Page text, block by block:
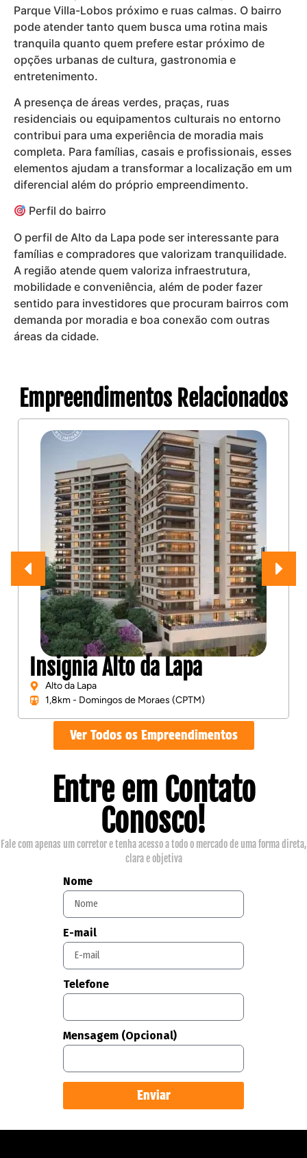
Parque Villa-Lobos próximo e ruas calmas. O bairro
pode atender tanto quem busca uma rotina mais
tranquila quanto quem prefere estar próximo de
opções urbanas de cultura, gastronomia e
entretenimento.
A presença de áreas verdes, praças, ruas
residenciais ou equipamentos culturais no entorno
contribui para uma experiência de moradia mais
completa. Para famílias, casais e profissionais, esses
elementos ajudam a transformar a localização em um
diferencial além do próprio empreendimento.
Perfil do bairro
O perfil de Alto da Lapa pode ser interessante para
famílias e compradores que valorizam tranquilidade.
A região atende quem valoriza infraestrutura,
mobilidade e conveniência, além de poder fazer
sentido para investidores que procuram bairros com
demanda por moradia e boa conexão com outras
áreas da cidade.
Empreendimentos Relacionados
Insignia Alto da Lapa
Alto da Lapa
1,8km - Domingos de Moraes (CPTM)
Ver Todos os Empreendimentos
Entre em Contato
Conosco!
Fale com apenas um corretor e tenha acesso a todo o mercado de uma forma direta,
clara e objetiva
Nome
E-mail
Telefone
Mensagem (Opcional)
Enviar